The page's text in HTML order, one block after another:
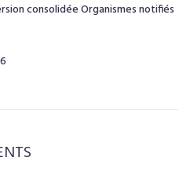
consolidée Organismes notifiés